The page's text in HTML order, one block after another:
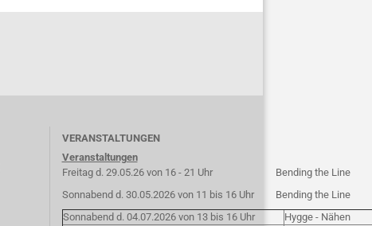
VERANSTALTUNGEN
Veranstaltungen
Freitag d. 29.05.26 von 16 - 21 Uhr
Bending the Line
Sonnabend d. 30.05.2026 von 11 bis 16 Uhr
Bending the Line
Sonnabend d. 04.07.2026 von 13 bis 16 Uhr
Hygge - Nähen